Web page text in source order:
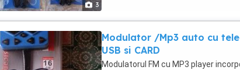
3
Modulator /Mp3 auto cu
USB si CARD
Modulatorul FM cu MP3 player